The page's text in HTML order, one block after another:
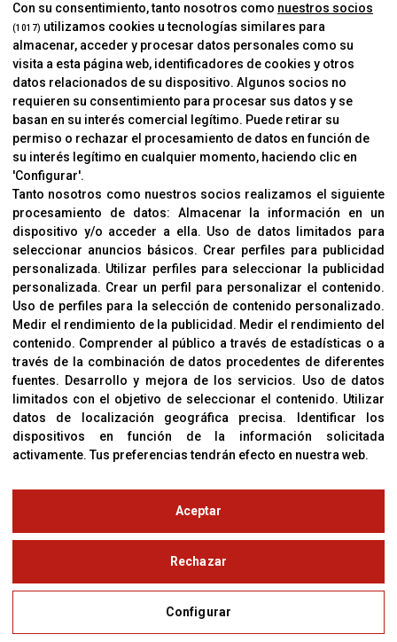
INFORMACIÓN
Contacto
Cambios Y Devoluciones
CORVER
Aviso Legal
Sobre Nosotros
Cookies
Política De Privacidad
OFICINAS
C/ Coneixement 5, 08850
Gavà (Barcelona)
CONTACTO
T. (+34) 93 638 38 60
corver@corver.es
© Copyright 2019
Con su consentimiento, tanto nosotros como nuestros socios
(1017) utilizamos cookies u tecnologías similares para
almacenar, acceder y procesar datos personales como su
visita a esta página web, identificadores de cookies y otros
datos relacionados de su dispositivo. Algunos socios no
requieren su consentimiento para procesar sus datos y se
basan en su interés comercial legítimo. Puede retirar su
permiso o rechazar el procesamiento de datos en función de
su interés legítimo en cualquier momento, haciendo clic en
'Configurar'.
Tanto nosotros como nuestros socios realizamos el siguiente
procesamiento de datos: Almacenar la información en un
dispositivo y/o acceder a ella. Uso de datos limitados para
seleccionar anuncios básicos. Crear perfiles para publicidad
personalizada. Utilizar perfiles para seleccionar la publicidad
personalizada. Crear un perfil para personalizar el contenido.
Uso de perfiles para la selección de contenido personalizado.
Medir el rendimiento de la publicidad . Medir el rendimiento del
contenido. Comprender al público a través de estadísticas o a
través de la combinación de datos procedentes de diferentes
fuentes. Desarrollo y mejora de los servicios. Uso de datos
limitados con el objetivo de seleccionar el contenido. Utilizar
datos de localización geográfica precisa.
Identificar los
dispositivos en función de la información solicitada
activamente.Tus preferencias tendrán efecto en nuestra web.
Configurar
Rechazar
Aceptar
Aviso Legal